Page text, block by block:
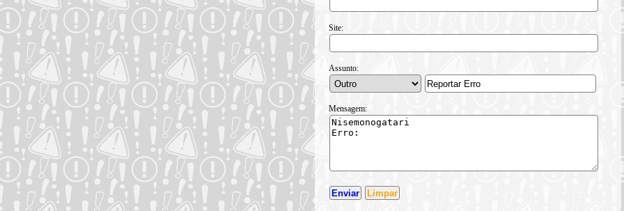
Site:
Assunto:
Mensagem: